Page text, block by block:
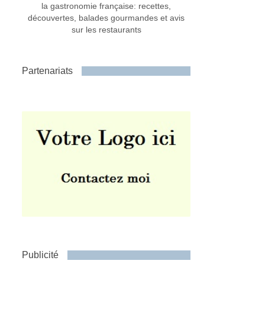
la gastronomie française: recettes,
découvertes, balades gourmandes et avis
sur les restaurants
Partenariats
Publicité